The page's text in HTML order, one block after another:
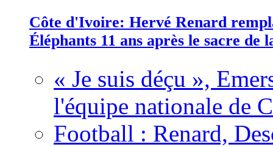
Côte d'Ivoire: Hervé Renard
Éléphants 11 ans après le sacre de
« Je suis déçu »,
l'équipe nationale de
Football : Renard,